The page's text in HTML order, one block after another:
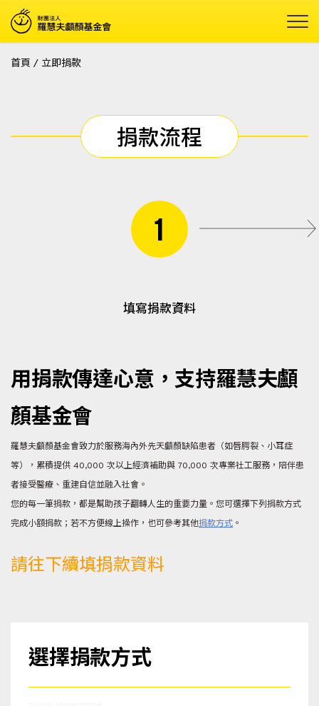
首頁 / 立即捐款
捐款流程
1
填寫捐款資料
用捐款傳達心意，支持羅慧夫顱
顏基金會
羅慧夫顱顏基金會致力於服務海內外先天顱顏缺陷患者（如唇腭裂、小耳症
等），累積提供 40,000 次以上經濟補助與 70,000 次專業社工服務，陪伴患
者接受醫療、重建自信並融入社會。
您的每一筆捐款，都是幫助孩子翻轉人生的重要力量。您可選擇下列捐款方式
完成小額捐款；若不方便線上操作，也可參考其他捐款方式 。
請往下續填捐款資料
選擇捐款方式